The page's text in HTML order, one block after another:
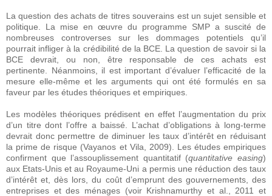
La question des achats de titres souverains est un sujet sensible et
politique. La mise en œuvre du programme SMP a suscité de
nombreuses controverses sur les dommages potentiels qu’il
pourrait infliger à la crédibilité de la BCE. La question de savoir si la
BCE devrait, ou non, être responsable de ces achats est
pertinente. Néanmoins, il est important d’évaluer l’efficacité de la
mesure elle-même et les arguments qui ont été formulés en sa
faveur par les études théoriques et empiriques.
Les modèles théoriques prédisent en effet l’augmentation du prix
d’un titre dont l’offre a baissé. L’achat d’obligations à long-terme
devrait donc permettre de diminuer les taux d’intérêt en réduisant
la prime de risque (Vayanos et Vila, 2009). Les études empiriques
confirment que l’assouplissement quantitatif (quantitative easing)
aux Etats-Unis et au Royaume-Uni a permis une réduction des taux
d’intérêt et, dès lors, du coût d’emprunt des gouvernements, des
entreprises et des ménages (voir Krishnamurthy et al., 2011 et